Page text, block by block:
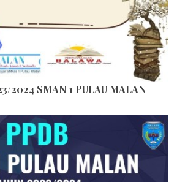
2024 SMAN 1 PULAU MALAN